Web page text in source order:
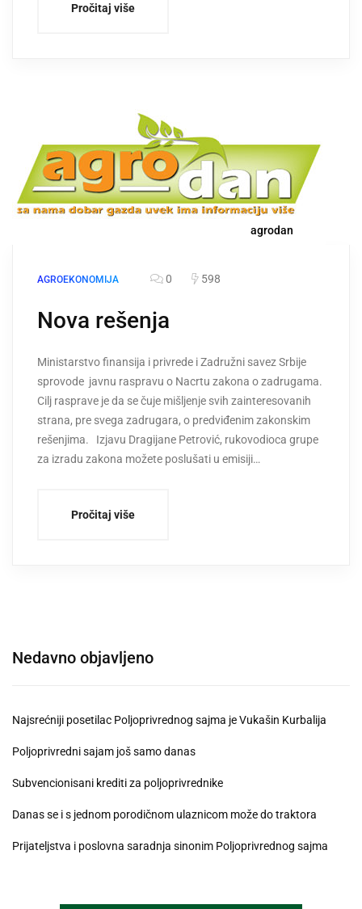
Pročitaj više
agrodan
AGROEKONOMIJA 0 598
Nova rešenja
Ministarstvo finansija i privrede i Zadružni savez Srbije
sprovode javnu raspravu o Nacrtu zakona o zadrugama.
Cilj rasprave je da se čuje mišljenje svih zainteresovanih
strana, pre svega zadrugara, o predviđenim zakonskim
rešenjima. Izjavu Dragijane Petrović, rukovodioca grupe
za izradu zakona možete poslušati u emisiji…
Pročitaj više
Nedavno objavljeno
Najsrećniji posetilac Poljoprivrednog sajma je Vukašin Kurbalija
Poljoprivredni sajam još samo danas
Subvencionisani krediti za poljoprivrednike
Danas se i s jednom porodičnom ulaznicom može do traktora
Prijateljstva i poslovna saradnja sinonim Poljoprivrednog sajma